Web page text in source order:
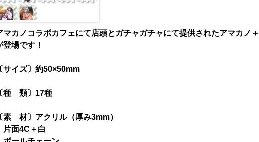
マカノコラボカフェにて店頭とガチャガチャにて提供されたアマカノ
登場です！
サイズ〕約50×50mm
種 類〕17種
素 材〕アクリル（厚み3mm）
面4C＋白